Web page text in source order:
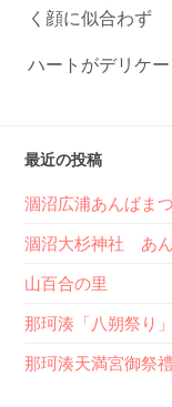
く顔に似合わず
ハートがデリケ
最近の投稿
涸沼広浦あんばま
涸沼大杉神社 あ
山百合の里
那珂湊「八朔祭り」
那珂湊天満宮御祭禮